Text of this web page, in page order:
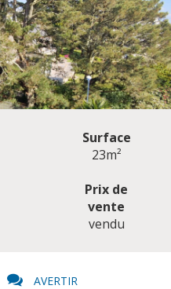
Surface
23m²
Prix de
vente
vendu
AVERTIR